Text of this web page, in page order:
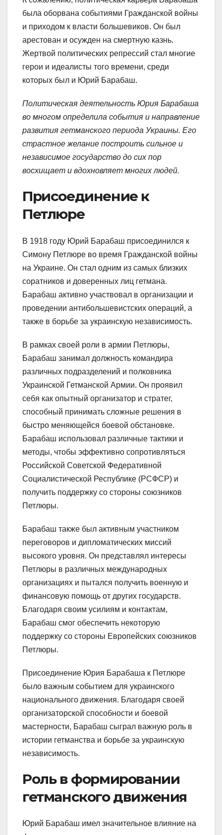
была оборвана событиями Гражданской войны
и приходом к власти большевиков. Он был
арестован и осужден на смертную казнь.
Жертвой политических репрессий стал многие
герои и идеалисты того времени, среди
которых был и Юрий Барабаш.
Политическая деятельность Юрия Барабаша
во многом определила события и направление
развития гетманского периода Украины. Его
страстное желание построить сильное и
независимое государство до сих пор
восхищает и вдохновляет многих людей.
Присоединение к
Петлюре
В 1918 году Юрий Барабаш присоединился к
Симону Петлюре во время Гражданской войны
на Украине. Он стал одним из самых близких
соратников и доверенных лиц гетмана.
Барабаш активно участвовал в организации и
проведении антибольшевистских операций, а
также в борьбе за украинскую независимость.
В рамках своей роли в армии Петлюры,
Барабаш занимал должность командира
различных подразделений и полковника
Украинской Гетманской Армии. Он проявил
себя как опытный организатор и стратег,
способный принимать сложные решения в
быстро меняющейся боевой обстановке.
Барабаш использовал различные тактики и
методы, чтобы эффективно сопротивляться
Российской Советской Федеративной
Социалистической Республике (РСФСР) и
получить поддержку со стороны союзников
Петлюры.
Барабаш также был активным участником
переговоров и дипломатических миссий
высокого уровня. Он представлял интересы
Петлюры в различных международных
организациях и пытался получить военную и
финансовую помощь от других государств.
Благодаря своим усилиям и контактам,
Барабаш смог обеспечить некоторую
поддержку со стороны Европейских союзников
Петлюры.
Присоединение Юрия Барабаша к Петлюре
было важным событием для украинского
национального движения. Благодаря своей
организаторской способности и боевой
мастерности, Барабаш сыграл важную роль в
истории гетманства и борьбе за украинскую
независимость.
Роль в формировании
гетманского движения
Юрий Барабаш имел значительное влияние на